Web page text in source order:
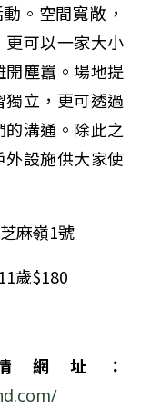
。空間寬敞，
可以一家大小
塵囂。場地提
立，更可透過
溝通。除此之
設施供大家使
麻嶺1號
歲$180
網址
：